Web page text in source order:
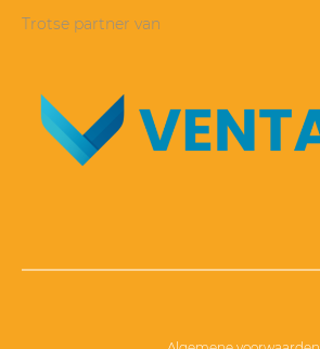
Trotse partner van